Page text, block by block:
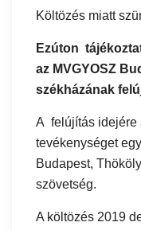
Költözés miatt
Ezúton
az MVGYOSZ
székházának
A felújítás idejére
tevékenységet
Budapest,
szövetség.
A költözés 2019